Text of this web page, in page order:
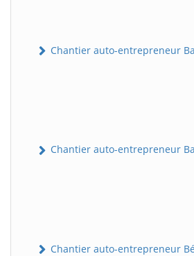
Chantier auto-entrepreneur
Chantier auto-entrepreneur
Chantier auto-entrepreneur